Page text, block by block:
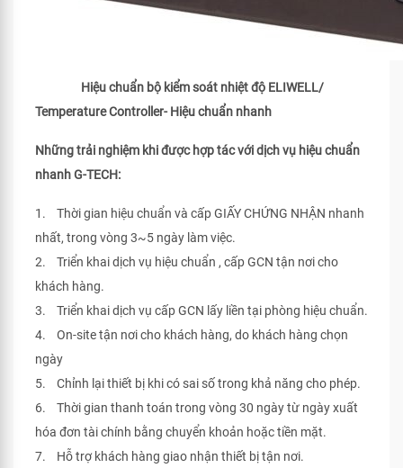
Hiệu chuẩn bộ kiểm soát nhiệt độ ELIWELL/
Temperature Controller- Hiệu chuẩn nhanh
Những trải nghiệm khi được hợp tác với dịch vụ hiệu chuẩn
nhanh G-TECH:
1. Thời gian hiệu chuẩn và cấp GIẤY CHỨNG NHẬN nhanh
nhất, trong vòng 3~5 ngày làm việc.
2. Triển khai dịch vụ hiệu chuẩn , cấp GCN tận nơi cho
khách hàng.
3. Triển khai dịch vụ cấp GCN lấy liền tại phòng hiệu chuẩn.
4. On-site tận nơi cho khách hàng, do khách hàng chọn
ngày
5. Chỉnh lại thiết bị khi có sai số trong khả năng cho phép.
6. Thời gian thanh toán trong vòng 30 ngày từ ngày xuất
hóa đơn tài chính bằng chuyển khoản hoặc tiền mặt.
7. Hỗ trợ khách hàng giao nhận thiết bị tận nơi.